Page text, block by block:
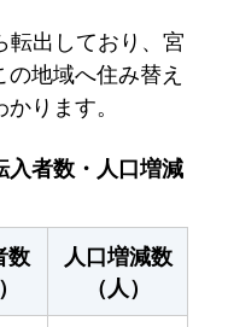
転出しており、宮
地域へ住み替え
ります。
入者数・人口増減
数
人口増減数
（人）